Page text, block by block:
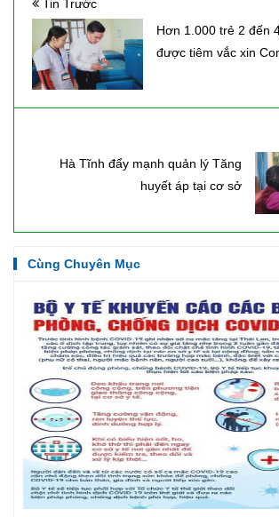
Tin Trước
Hơn 1.000 trẻ 2 đến
được tiêm vắc xin
Hà Tĩnh đẩy mạnh quản lý Tăng
huyết áp tại cơ sở
Cùng Chuyên Mục